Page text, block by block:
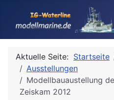
Aktuelle Seite: Startseite
Ausstellungen
Modellbauaustellung
Zeiskam 2012